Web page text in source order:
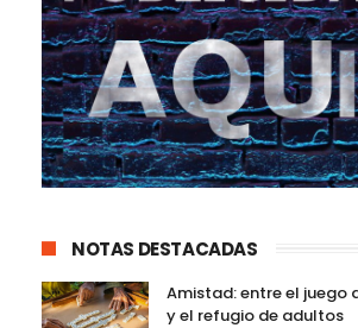
NOTAS DESTACADAS
Amistad: entre el juego
y el refugio de adultos